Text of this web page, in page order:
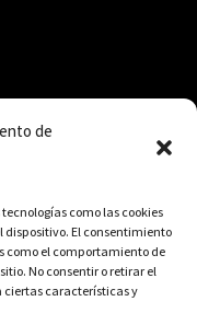
de
como las cookies
El consentimiento
como el comportamiento de
No consentir o retirar el
características y